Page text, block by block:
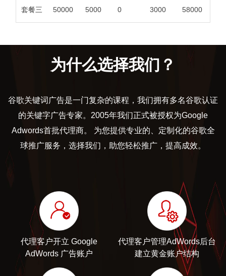
套餐三 50000 5000 0 3000 58000
为什么选择我们？
谷歌关键词广告是一门复杂的课程，我们拥有多名谷歌认证
的关键字广告专家。2005年我们正式被授权为Google
Adwords首批代理商。 为您提供专业的、定制化的谷歌全
球推广服务，选择我们，助您轻松推广，提高成效。
代理客户开立 Google
AdWords 广告账户
代理客户管理AdWords后台
建立黄金账户结构